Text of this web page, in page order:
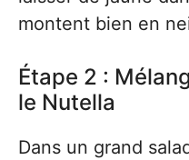
montent bien en
Étape 2 :
le Nutella
Dans un grand